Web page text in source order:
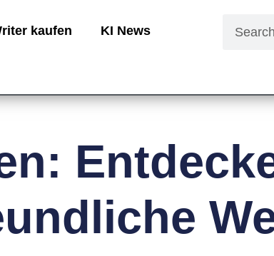
kaufen KI News